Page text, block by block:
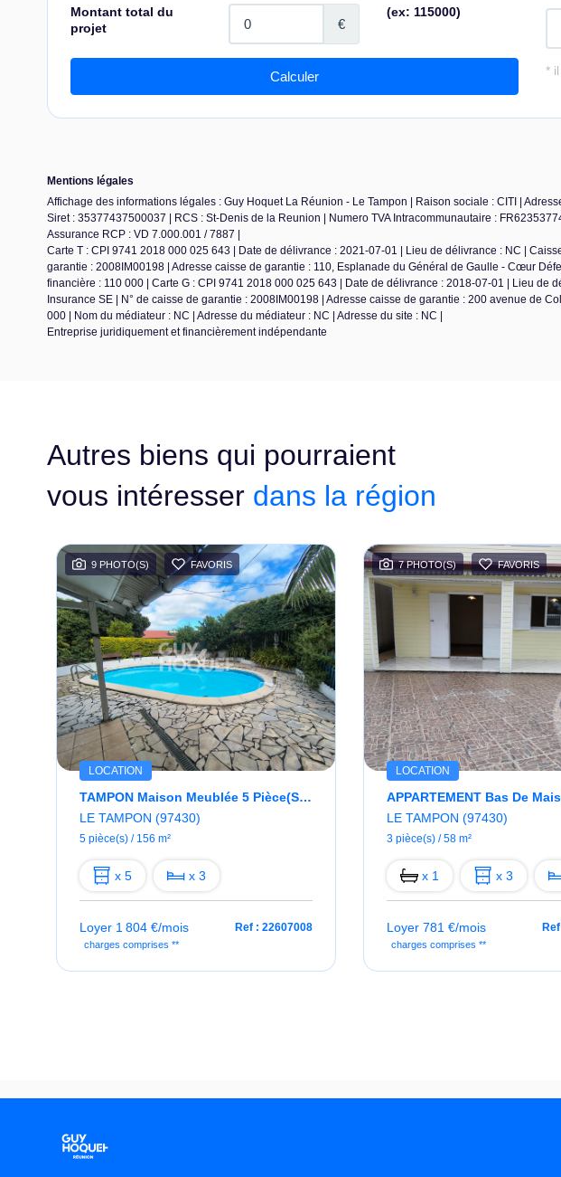
Mentions légales
Affichage des informations légales : Guy Hoquet La Réunion - Le Tampon | Raison sociale : CITI |
Siret : 35377437500037 | RCS : St-Denis de la Reunion | Numero TVA Intracommunautaire :
Assurance RCP : VD 7.000.001 / 7887 |
Carte T : CPI 9741 2018 000 025 643 | Date de délivrance : 2021-07-01 | Lieu de délivrance : NC |
garantie : 2008IM00198 | Adresse caisse de garantie : 110, Esplanade du Général de Gaulle - Cœur
financière : 110 000 | Carte G : CPI 9741 2018 000 025 643 | Date de délivrance : 2018-07-01 | Lieu de
Insurance SE | N° de caisse de garantie : 2008IM00198 | Adresse caisse de garantie : 200 avenue de
000 | Nom du médiateur : NC | Adresse du médiateur : NC | Adresse du site : NC |
Entreprise juridiquement et financièrement indépendante
Autres biens qui pourraient
vous intéresser dans la région
9 PHOTO(S) FAVORIS
LOCATION
TAMPON Maison Meublée 5 Pièce(s) 156 M²
LE TAMPON (97430)
5 pièce(s) / 156 m²
x 5 x 3
Loyer 1 804 €/mois
charges comprises **
Ref : 22607008
7 PHOTO(S) FAVORIS
LOCATION
LE TAMPON (97430)
3 pièce(s) / 58 m²
x 1 x 3
Loyer 781 €/mois
charges comprises **